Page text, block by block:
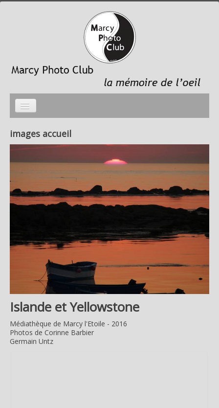
photo du mois
galeries photos
Liens sites membres
images accueil
Islande et Yellowstone
Médiathèque de Marcy l'Etoile - 2016
Photos de Corinne Barbier
Germain Untz